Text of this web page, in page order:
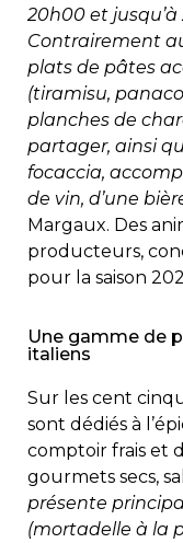
20h00 et jusqu’à
Contrairement
plats de pâtes
(tiramisu,
planches de
partager, ainsi
focaccia,
de vin, d’une
Margaux. Des
producteurs,
pour la saison
Une gamme de
italiens
Sur les cent
sont dédiés à
comptoir frais et
gourmets secs,
présente
(mortadelle à la